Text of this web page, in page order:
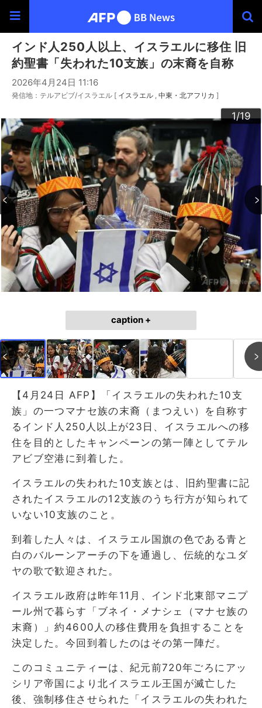
インド人250人以上、イスラエルに移住 旧
約聖書「失われた10支族」の末裔を自称
2026年4月24日 11:16
発信地：テルアビブ/イスラエル [ イスラエル 中東・北アフリカ ]
1/19
2/19
3/19
4/19
5/19
6/19
7/19
8/19
9/19
10/19
11/19
12/19
13/19
14/19
15/19
16/19
17/19
18/19
19/19
caption +
【4月24日 AFP】「イスラエルの失われた10支
族」の一つマナセ族の末裔（まつえい）を自称す
るインド人250人以上が23日、イスラエルへの移
住を目的としたキャンペーンの第一陣としてテル
アビブ空港に到着した。
イスラエルの失われた10支族とは、旧約聖書に記
されたイスラエルの12支族のうち行方が知られて
いない10支族のこと。
到着した人々は、イスラエル国旗の色である青と
白のバルーンアーチの下を通過し、伝統的なユダ
ヤの歌で歓迎された。
イスラエル政府は昨年11月、インド北東部マニプ
ール州で暮らす「ブネイ・メナシェ（マナセ族の
末裔）」約4600人の移住費用を負担することを
決定した。今回到着したのはその第一陣だ。
このコミュニティーは、紀元前720年ごろにアッ
シリア帝国により北イスラエル王国が滅亡した
後、強制移住させられた「イスラエルの失われた